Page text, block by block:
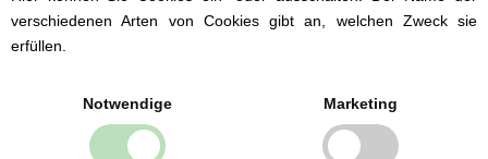
verschiedenen Arten von Cookies gibt an, welchen Zweck sie
erfüllen.
Notwendige Marketing